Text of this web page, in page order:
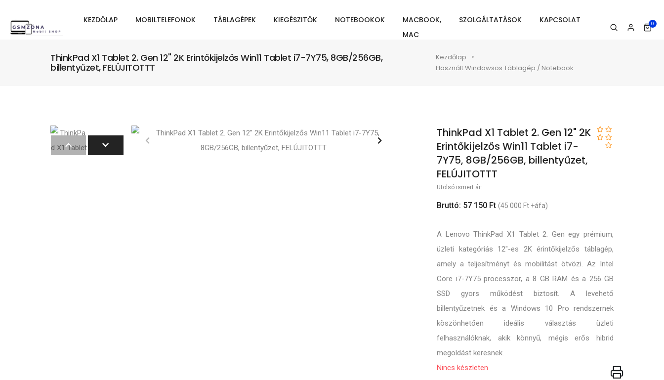
KEZDŐLAP MOBILTELEFONOK TÁBLAGÉPEK KIEGÉSZITŐK NOTEBOOKOK
MACBOOK,
MAC
SZOLGÁLTATÁSOK KAPCSOLAT 0
ThinkPad X1 Tablet 2. Gen 12" 2K Erintőkijelzős Win11 Tablet i7-7Y75, 8GB/256GB,
billentyűzet, FELÚJITOTTT
Kezdőlap
Használt Windowsos Táblagép / Notebook
ThinkPad X1 Tablet 2. Gen 12" 2K
Erintőkijelzős Win11 Tablet i7-
7Y75, 8GB/256GB, billentyűzet,
FELÚJITOTTT
Utolsó ismert ár:
Bruttó: 57 150 Ft (45 000 Ft +áfa)
A Lenovo ThinkPad X1 Tablet 2. Gen egy prémium,
üzleti kategóriás 12″-es 2K érintőkijelzős táblagép,
amely a teljesítményt és mobilitást ötvözi. Az Intel
Core i7-7Y75 processzor, a 8 GB RAM és a 256 GB
SSD gyors működést biztosít. A levehető
billentyűzetnek és a Windows 10 Pro rendszernek
köszönhetően ideális választás üzleti
felhasználóknak, akik könnyű, mégis erős hibrid
megoldást keresnek.
Nincs készleten